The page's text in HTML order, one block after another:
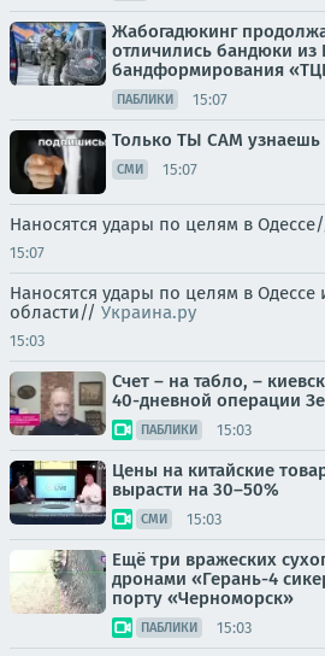
Жабогадюкинг
отличились бандюки из
бандформирования
ПАБЛИКИ 15:07
Только ТЫ САМ
СМИ 15:07
Наносятся удары по целям в
15:07
Наносятся удары по целям в Одессе
области// Украина.ру
15:03
Счет – на табло, –
40-дневной операции
ПАБЛИКИ 15:03
Цены на китайские
вырасти на 30–50%
СМИ 15:03
Ещё три вражеских
дронами «Герань-4
порту «Черноморск»
ПАБЛИКИ 15:03